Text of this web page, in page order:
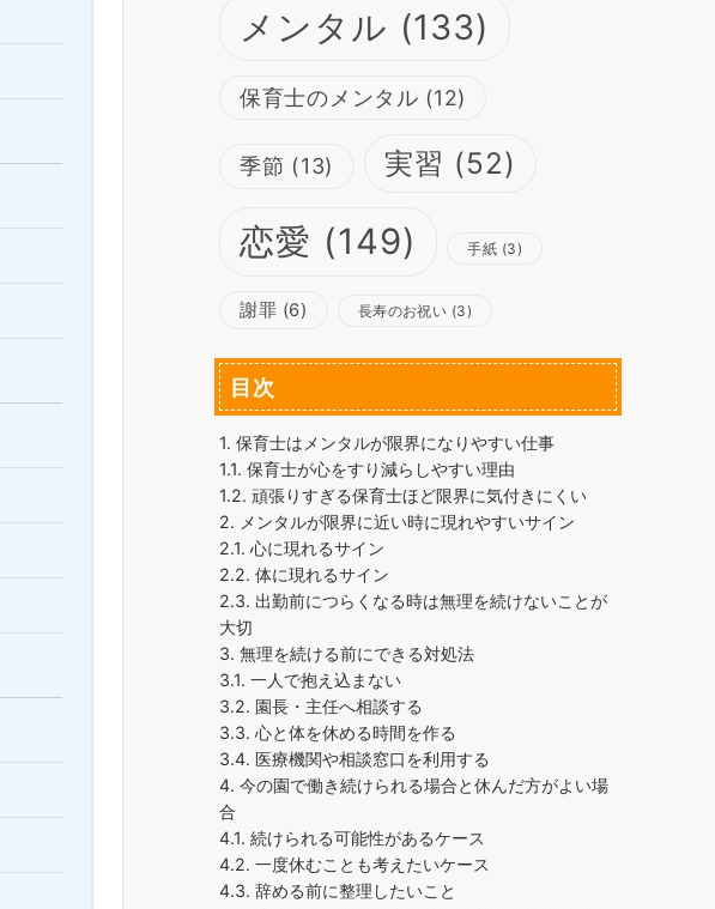
メンタル (133)
保育士のメンタル (12)
季節 (13) 実習 (52)
恋愛 (149) 手紙 (3)
謝罪 (6) 長寿のお祝い (3)
目次
1. 保育士はメンタルが限界になりやすい仕事
1.1. 保育士が心をすり減らしやすい理由
1.2. 頑張りすぎる保育士ほど限界に気付きにくい
2. メンタルが限界に近い時に現れやすいサイン
2.1. 心に現れるサイン
2.2. 体に現れるサイン
2.3. 出勤前につらくなる時は無理を続けないことが
大切
3. 無理を続ける前にできる対処法
3.1. 一人で抱え込まない
3.2. 園長・主任へ相談する
3.3. 心と体を休める時間を作る
3.4. 医療機関や相談窓口を利用する
4. 今の園で働き続けられる場合と休んだ方がよい場
合
4.1. 続けられる可能性があるケース
4.2. 一度休むことも考えたいケース
4.3. 辞める前に整理したいこと